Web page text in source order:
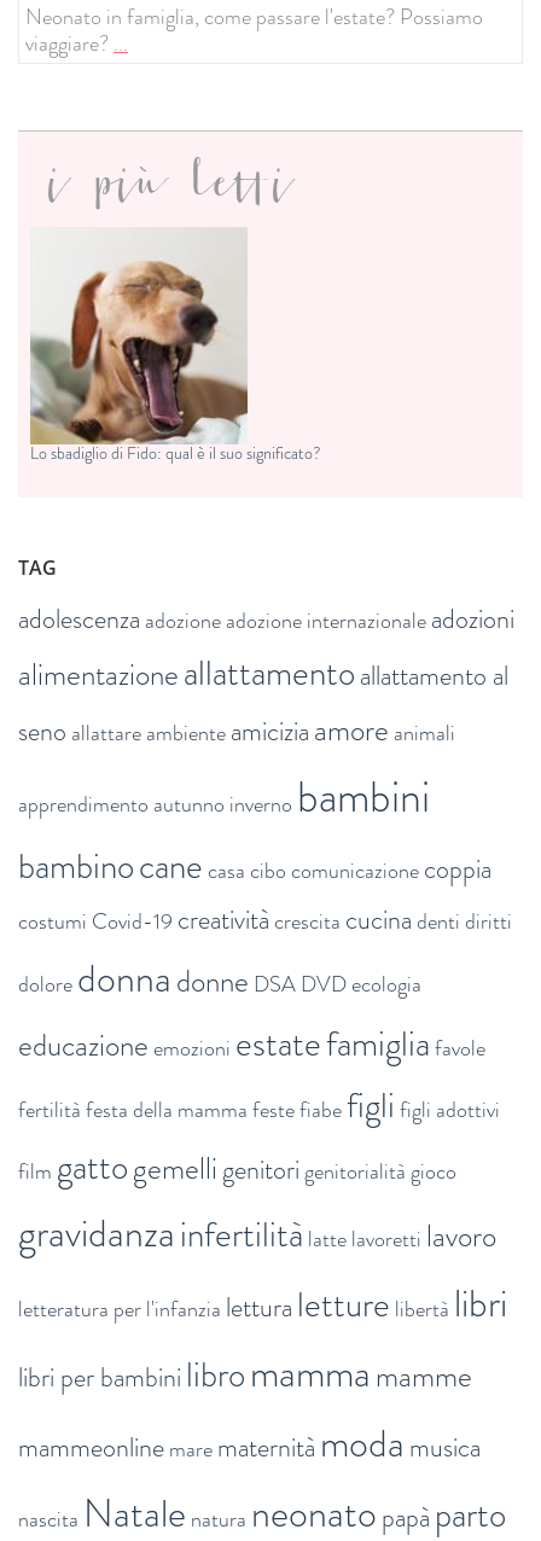
Neonato in famiglia, come passare l'estate? Possiamo
viaggiare?...
i più letti
Lo sbadiglio di Fido: qual è il suo significato?
TAG
adolescenza adozioneadozione internazionaleadozioni
alimentazioneallattamentoallattamento al
seno allattareambienteamiciziaamore animali
apprendimento autunno inverno bambini
bambinocanecasacibocomunicazionecoppia
costumi Covid-19 creativitàcrescita cucinadentidiritti
doloredonnadonne DSA DVDecologia
educazioneemozioni estatefamigliafavole
fertilitàfesta della mammafestefiabefigli figli adottivi
film gattogemelligenitorigenitorialitàgioco
gravidanzainfertilità lattelavoretti lavoro
letteratura per l'infanzia lettura letture libertà libri
libri per bambini libromamma mamme
mammeonlinemarematernità moda musica
nascita Natale natura neonatopapà parto